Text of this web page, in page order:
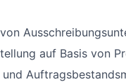
auf Basis von
und